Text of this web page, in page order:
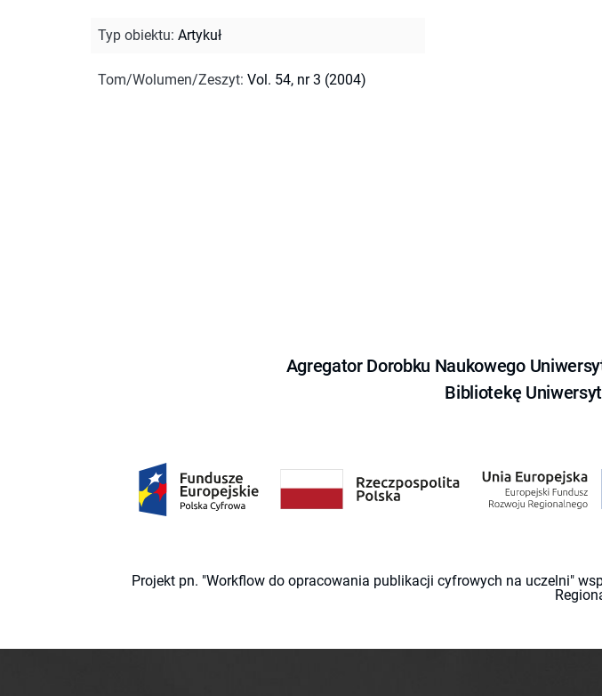
Typ obiektu: Artykuł
Tom/Wolumen/Zeszyt: Vol. 54, nr 3 (2004)
Agregator Dorobku Naukowego
Bibliotekę
Projekt pn. "Workflow do opracowania publikacji cyfrowych na uczelni"